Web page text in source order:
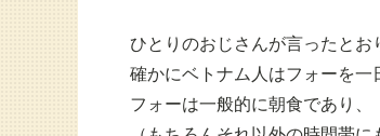
ひとりのおじさんが言ったとお
確かにベトナム人はフォーを一
フォーは一般的に朝食であり、